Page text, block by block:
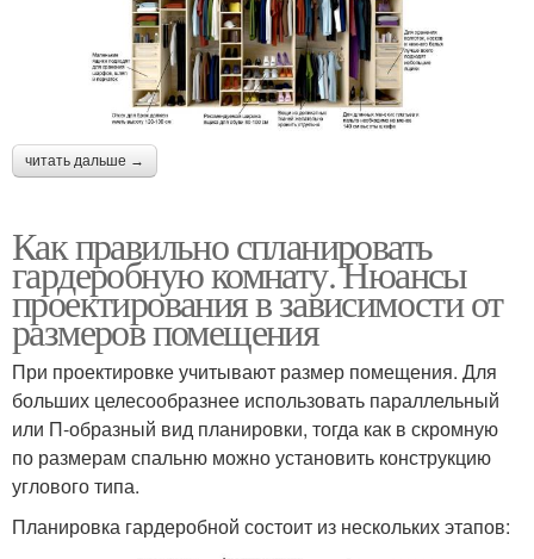
читать дальше →
Как правильно спланировать
гардеробную комнату. Нюансы
проектирования в зависимости от
размеров помещения
При проектировке учитывают размер помещения. Для
больших целесообразнее использовать параллельный
или П-образный вид планировки, тогда как в скромную
по размерам спальню можно установить конструкцию
углового типа.
Планировка гардеробной состоит из нескольких этапов: